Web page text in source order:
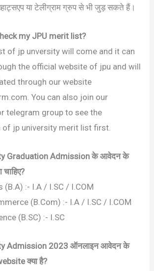
या टेलीग्राम ग्रुप से भी जुड़ सकते हैं।
my JPU merit list?
of jp unversity will come and it can
the official website of jpu and will
through our website
You can also join our
telegram group to see the
jp university merit list first.
Graduation Admission के आवेदन के
चाहिए?
(B.A) :- I.A / I.SC / I.COM
(B.Com) :- I.A / I.SC / I.COM
(B.SC) :- I.SC
Admission 2023 ऑनलाइन आवेदन के
क्या है?